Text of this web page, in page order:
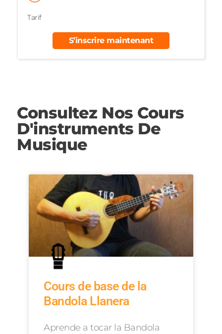
Tarif
S’inscrire maintenant
Consultez Nos Cours
D'instruments De
Musique
Cours de base de la
Bandola Llanera
Aprende a tocar la Bandola